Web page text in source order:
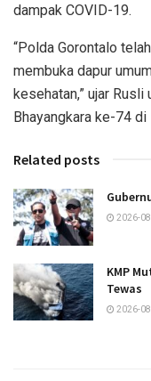
dampak COVID-19.
“Polda Gorontalo
membuka dapur
kesehatan,” ujar
Bhayangkara ke-74 di
Related posts
2026-
KMP
Tewas
2026-